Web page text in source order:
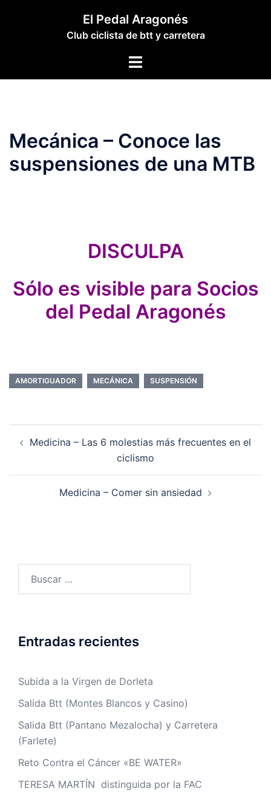
El Pedal Aragonés
Club ciclista de btt y carretera
Alternar
Mecánica – Conoce las
suspensiones de una MTB
DISCULPA
Sólo es visible para Socios
del Pedal Aragonés
AMORTIGUADOR MECÁNICA SUSPENSIÓN
de Medicina – Las 6 molestias más frecuentes en el
ciclismo
Medicina – Comer sin ansiedad
Entradas recientes
Subida a la Virgen de Dorleta
Salida Btt (Montes Blancos y Casino)
Salida Btt (Pantano Mezalocha) y Carretera
(Farlete)
Reto Contra el Cáncer «BE WATER»
TERESA MARTÍN distinguida por la FAC